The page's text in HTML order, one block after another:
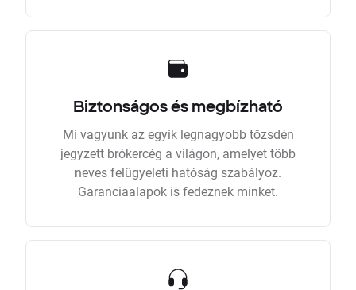
Biztonságos és megbízható
Mi vagyunk az egyik legnagyobb tőzsdén
jegyzett brókercég a világon, amelyet több
neves felügyeleti hatóság szabályoz.
Garanciaalapok is fedeznek minket.